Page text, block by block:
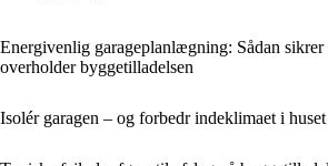
Energivenlig garageplanlægning: Sådan sikrer
overholder byggetilladelsen
Isolér garagen – og forbedr indeklimaet i huset